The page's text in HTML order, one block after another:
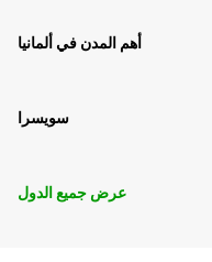
أهم المدن في ألمانيا
سويسرا
عرض جميع الدول